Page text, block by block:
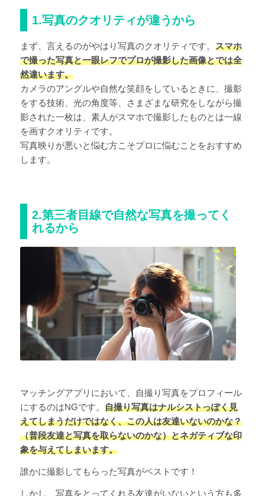
1.写真のクオリティが違うから
まず、言えるのがやはり写真のクオリティです。 スマホ
で撮った写真と一眼レフでプロが撮影した画像とでは全
然違います。
カメラのアングルや自然な笑顔をしているときに、撮影
をする技術、光の角度等、さまざまな研究をしながら撮
影された一枚は、素人がスマホで撮影したものとは一線
を画すクオリティです。
写真映りが悪いと悩む方こそプロに悩むことをおすすめ
します。
2.第三者目線で自然な写真を撮ってく
れるから
マッチングアプリにおいて、自撮り写真をプロフィール
にするのはNGです。 自撮り写真はナルシストっぽく見
えてしまうだけではなく、この人は友達いないのかな？
（普段友達と写真を取らないのかな）とネガティブな印
象を与えてしまいます。
誰かに撮影してもらった写真がベストです！
しかし、写真をとってくれる友達がいないという方も多